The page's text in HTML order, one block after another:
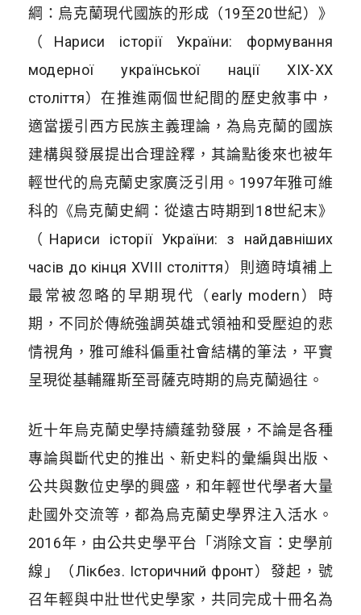
綱：烏克蘭現代國族的形成（19至20世紀）》
（Нариси історії України: формування
модерної української нації XIX-XX
століття）在推進兩個世紀間的歷史敘事中，
適當援引西方民族主義理論，為烏克蘭的國族
建構與發展提出合理詮釋，其論點後來也被年
輕世代的烏克蘭史家廣泛引用。1997年雅可維
科的《烏克蘭史綱：從遠古時期到18世紀末》
（Нариси історії України: з найдавніших
часів до кінця XVIII століття）則適時填補上
最常被忽略的早期現代（early modern）時
期，不同於傳統強調英雄式領袖和受壓迫的悲
情視角，雅可維科偏重社會結構的筆法，平實
呈現從基輔羅斯至哥薩克時期的烏克蘭過往。
近十年烏克蘭史學持續蓬勃發展，不論是各種
專論與斷代史的推出、新史料的彙編與出版、
公共與數位史學的興盛，和年輕世代學者大量
赴國外交流等，都為烏克蘭史學界注入活水。
2016年，由公共史學平台「消除文盲：史學前
線」（Лікбез. Історичний фронт）發起，號
召年輕與中壯世代史學家，共同完成十冊名為